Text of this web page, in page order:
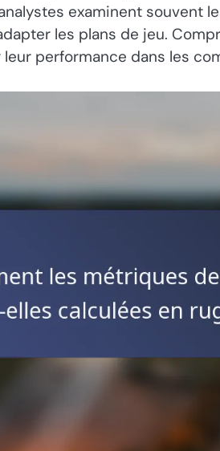
examinent souvent
les plans de jeu.
performance dans les